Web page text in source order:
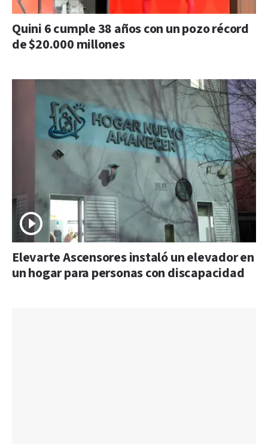
Quini 6 cumple 38 años con un pozo récord
de $20.000 millones
Elevarte Ascensores instaló un elevador en
un hogar para personas con discapacidad